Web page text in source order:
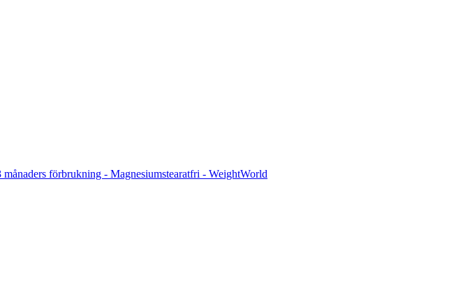
förbrukning - Magnesiumstearatfri - WeightWorld